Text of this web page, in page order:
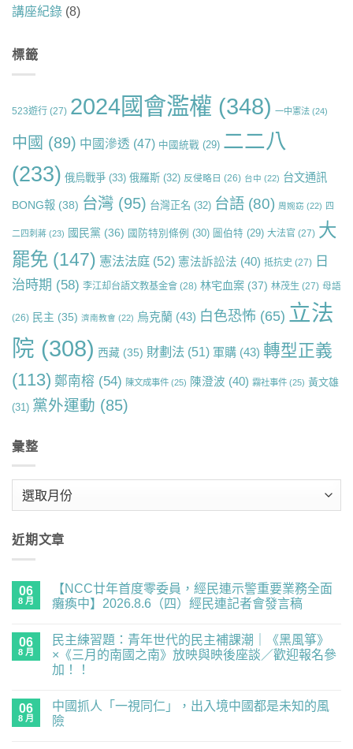
講座紀錄 (8)
標籤
523遊行 (27) 2024國會濫權 (348) 一中憲法 (24)
中國 (89) 中國滲透 (47) 中國統戰 (29) 二二八
(233) 俄烏戰爭 (33) 俄羅斯 (32) 反侵略日 (26) 台中 (22) 台文通訊
BONG報 (38) 台灣 (95) 台灣正名 (32) 台語 (80) 周婉窈 (22) 四
二四刺蔣 (23) 國民黨 (36) 國防特別條例 (30) 圖伯特 (29) 大法官 (27) 大
罷免 (147) 憲法法庭 (52) 憲法訴訟法 (40) 抵抗史 (27) 日
治時期 (58) 李江却台語文教基金會 (28) 林宅血案 (37) 林茂生 (27) 母語
(26) 民主 (35) 濟南教會 (22) 烏克蘭 (43) 白色恐怖 (65) 立法
院 (308) 西藏 (35) 財劃法 (51) 軍購 (43) 轉型正義
(113) 鄭南榕 (54) 陳文成事件 (25) 陳澄波 (40) 霧社事件 (25) 黃文雄
(31) 黨外運動 (85)
彙整
近期文章
06
8 月
【NCC廿年首度零委員，經民連示警重要業務全面
癱瘓中】2026.8.6（四）經民連記者會發言稿
廿
首
度
員，
經
民
留
言
06
8 月
民主練習題：青年世代的民主補課潮｜《黑風箏》
×《三月的南國之南》放映與映後座談／歡迎報名參
加！！
主
練
習
留
言
06
8 月
中國抓人「一視同仁」，出入境中國都是未知的風
險